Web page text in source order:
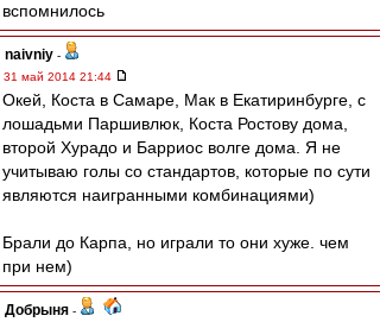
вспомнилось
naivniy -
31 май 2014 21:44
Окей, Коста в Самаре, Мак в Екатиринбурге, с
лошадьми Паршивлюк, Коста Ростову дома,
второй Хурадо и Барриос волге дома. Я не
учитываю голы со стандартов, которые по сути
являются наигранными комбинациями)
Брали до Карпа, но играли то они хуже. чем
при нем)
Добрыня -